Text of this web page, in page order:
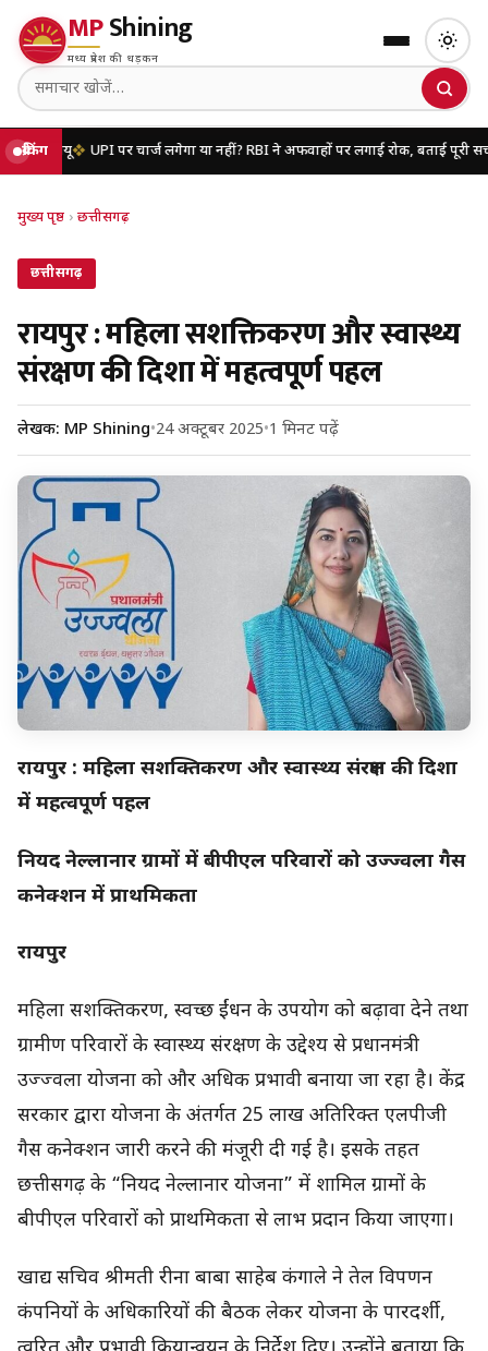
MPShining
मध्य प्रदेश की धड़कन
ब्रेकिंग
UPI पर चार्ज लगेगा या नहीं? RBI ने अफवाहों पर लगाई रोक, बताई पूरी सच्चाई यूपी
मुख्य पृष्ठ › छत्तीसगढ़
छत्तीसगढ़
रायपुर : महिला सशक्तिकरण और स्वास्थ्य
संरक्षण की दिशा में महत्वपूर्ण पहल
लेखक: MP Shining•24 अक्टूबर 2025•1 मिनट पढ़ें
रायपुर : महिला सशक्तिकरण और स्वास्थ्य संरक्षण की दिशा
में महत्वपूर्ण पहल
नियद नेल्लानार ग्रामों में बीपीएल परिवारों को उज्ज्वला गैस
कनेक्शन में प्राथमिकता
रायपुर
महिला सशक्तिकरण, स्वच्छ ईंधन के उपयोग को बढ़ावा देने तथा
ग्रामीण परिवारों के स्वास्थ्य संरक्षण के उद्देश्य से प्रधानमंत्री
उज्ज्वला योजना को और अधिक प्रभावी बनाया जा रहा है। केंद्र
सरकार द्वारा योजना के अंतर्गत 25 लाख अतिरिक्त एलपीजी
गैस कनेक्शन जारी करने की मंजूरी दी गई है। इसके तहत
छत्तीसगढ़ के “नियद नेल्लानार योजना” में शामिल ग्रामों के
बीपीएल परिवारों को प्राथमिकता से लाभ प्रदान किया जाएगा।
खाद्य सचिव श्रीमती रीना बाबा साहेब कंगाले ने तेल विपणन
कंपनियों के अधिकारियों की बैठक लेकर योजना के पारदर्शी,